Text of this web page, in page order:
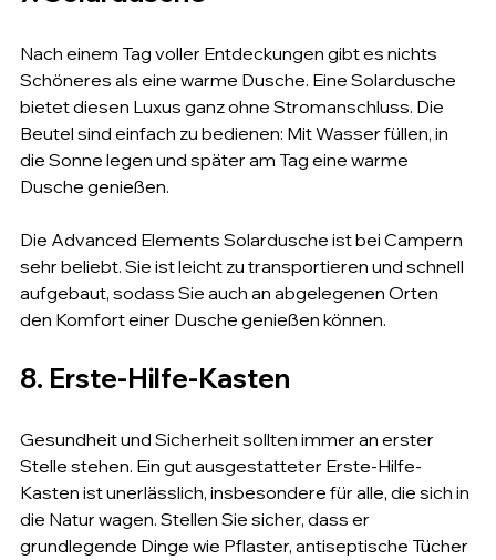
Nach einem Tag voller Entdeckungen gibt es nichts
Schöneres als eine warme Dusche. Eine Solardusche
bietet diesen Luxus ganz ohne Stromanschluss. Die
Beutel sind einfach zu bedienen: Mit Wasser füllen, in
die Sonne legen und später am Tag eine warme
Dusche genießen.
Die Advanced Elements Solardusche ist bei Campern
sehr beliebt. Sie ist leicht zu transportieren und schnell
aufgebaut, sodass Sie auch an abgelegenen Orten
den Komfort einer Dusche genießen können.
8. Erste-Hilfe-Kasten
Gesundheit und Sicherheit sollten immer an erster
Stelle stehen. Ein gut ausgestatteter Erste-Hilfe-
Kasten ist unerlässlich, insbesondere für alle, die sich in
die Natur wagen. Stellen Sie sicher, dass er
grundlegende Dinge wie Pflaster, antiseptische Tücher